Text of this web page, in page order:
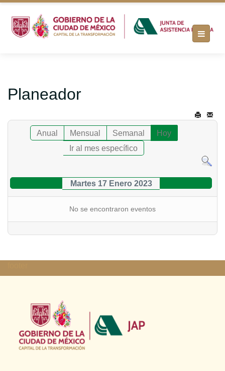
Planeador
Anual Mensual Semanal
Hoy
Ir al mes específico
Martes 17 Enero 2023
No se encontraron eventos